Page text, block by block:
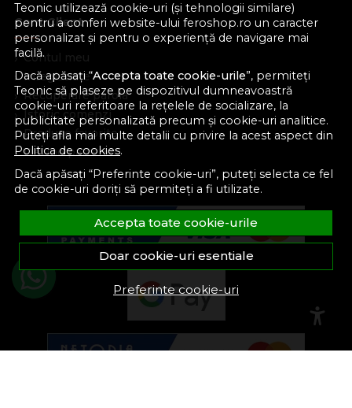
Teonic utilizează cookie-uri (și tehnologii similare)
pentru a conferi website-ului feroshop.ro un caracter
personalizat și pentru o experiență de navigare mai
facilă.
Dacă apăsați “Accepta toate cookie-urile”, permiteți
Teonic să plaseze pe dispozitivul dumneavoastră
cookie-uri referitoare la rețelele de socializare, la
publicitate personalizată precum și cookie-uri analitice.
Puteți afla mai multe detalii cu privire la acest aspect din
Politica de cookies.
Dacă apăsați “Preferinte cookie-uri”, puteți selecta ce fel
de cookie-uri doriți să permiteți a fi utilizate.
Accepta toate cookie-urile
Doar cookie-uri esentiale
Preferinte cookie-uri
Cont Client
Contul meu
Inregistrare
Recuperare parola
Istoric comenzi
Produse favorite
Devino partener